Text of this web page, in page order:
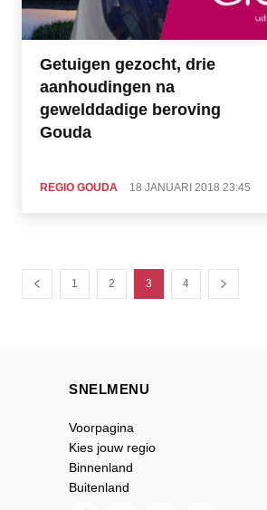
Getuigen gezocht, drie
aanhoudingen na
gewelddadige beroving
Gouda
REGIO GOUDA 18 JANUARI 2018 23:45
1 2 3 4
SNELMENU
Voorpagina
Kies jouw regio
Binnenland
Buitenland